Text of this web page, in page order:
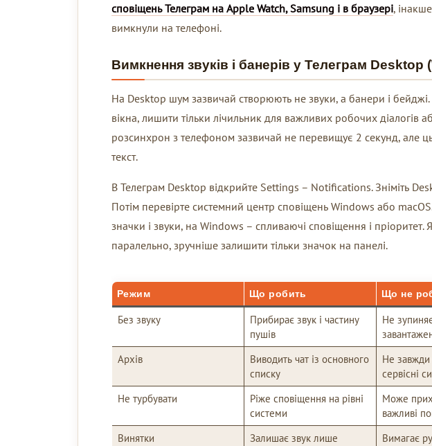
сповіщень Телеграм на Apple Watch, Samsung і в браузері,
вимкнули на телефоні.
Вимкнення звуків і банерів у Телеграм
На Desktop шум зазвичай створюють не звуки, а банери і
вікна, лишити тільки лічильник для важливих робочих діалогів
розсинхрон з телефоном зазвичай не перевищує 2 секунд, але
текст.
В Телеграм Desktop відкрийте Settings – Notifications. Зніміть
Потім перевірте системний центр сповіщень Windows або
значки і звуки, на Windows – спливаючі сповіщення і пріоритет.
паралельно, зручніше залишити тільки значок на панелі.
Режим Що робить Що не
Без звуку
Прибирає звук і частину
пушів
Не
Архів
Виводить чат із основного
списку
Не завжди
сервісні
Не турбувати
Ріже сповіщення на рівні
системи
Може
важливі
Винятки Залишає звук лише Вимагає